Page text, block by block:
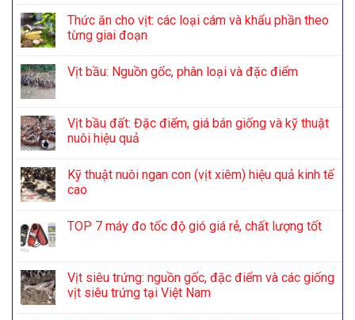
Thức ăn cho vịt: các loại cám và khẩu phần theo
từng giai đoạn
Vịt bầu: Nguồn gốc, phân loại và đặc điểm
Vịt bầu đất: Đặc điểm, giá bán giống và kỹ thuật
nuôi hiệu quả
Kỹ thuật nuôi ngan con (vịt xiêm) hiệu quả kinh tế
cao
TOP 7 máy đo tốc độ gió giá rẻ, chất lượng tốt
Vịt siêu trứng: nguồn gốc, đặc điểm và các giống
vịt siêu trứng tại Việt Nam